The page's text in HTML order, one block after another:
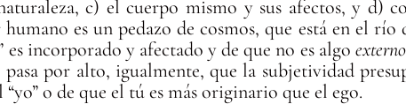
c) el cuerpo mismo y sus afectos, y d)
es un pedazo de cosmos, que está en el río
incorporado y afectado y de que no es algo externo
pasa por alto, igualmente, que la subjetividad
o de que el tú es más originario que el ego.